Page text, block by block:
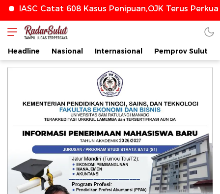
IASC Catat 608 Kasus Penipuan,OJK Terus Perkuat
radarsulut.com
Headline Nasional Internasional Pemprov Sulut